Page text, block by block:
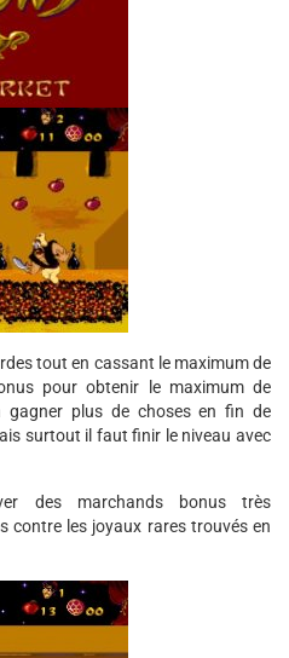
tout en cassant le maximum de
pour obtenir le maximum de
gagner plus de choses en fin de
surtout il faut finir le niveau avec
des marchands bonus très
contre les joyaux rares trouvés en